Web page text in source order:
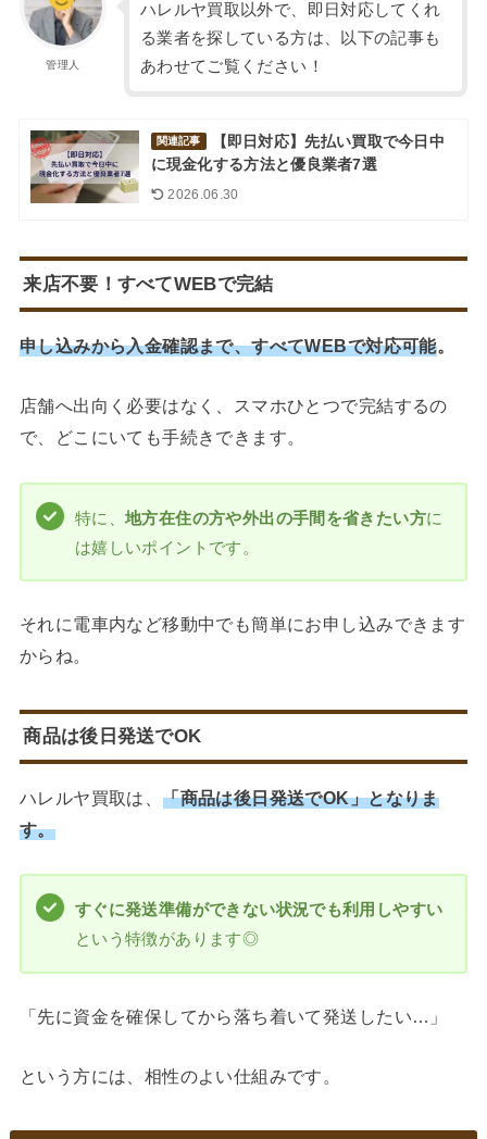
管理人
ハレルヤ買取以外で、即日対応してくれ
る業者を探している方は、以下の記事も
あわせてご覧ください！
関連記事
【即日対応】先払い買取で今日中
に現金化する方法と優良業者7選
2026.06.30
来店不要！すべてWEBで完結
申し込みから入金確認まで、すべてWEBで対応可能。
店舗へ出向く必要はなく、スマホひとつで完結するの
で、どこにいても手続きできます。
特に、地方在住の方や外出の手間を省きたい方に
は嬉しいポイントです。
それに電車内など移動中でも簡単にお申し込みできます
からね。
商品は後日発送でOK
ハレルヤ買取は、 「商品は後日発送でOK」となりま
す。
すぐに発送準備ができない状況でも利用しやすい
という特徴があります◎
「先に資金を確保してから落ち着いて発送したい…」
という方には、相性のよい仕組みです。